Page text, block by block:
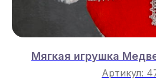
Мягкая игрушка
Артикул: